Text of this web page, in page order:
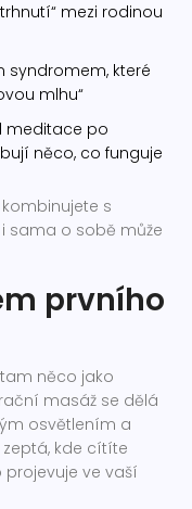
mezi rodinou
syndromem, které
mlhu“
meditace po
něco, co funguje
s
sama o sobě může
prvního
něco jako
masáž se dělá
osvětlením a
kde cítíte
ve vaší